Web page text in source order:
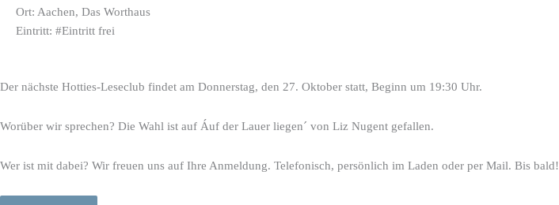
Ort: Aachen, Das Worthaus
Eintritt: #Eintritt frei
Der nächste Hotties-Leseclub findet am Donnerstag, den 27. Oktober statt, Beginn um 19:30 Uhr.
Worüber wir sprechen? Die Wahl ist auf Áuf der Lauer liegen´ von Liz Nugent gefallen.
Wer ist mit dabei? Wir freuen uns auf Ihre Anmeldung. Telefonisch, persönlich im Laden oder per Mail. Bis bald!